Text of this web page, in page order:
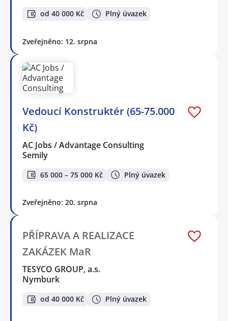
od 40 000 Kč Plný úvazek
Zveřejněno: 12. srpna
Vedoucí Konstruktér (65-75.000
Kč)
AC Jobs / Advantage Consulting
Semily
65 000 – 75 000 Kč Plný úvazek
Zveřejněno: 20. srpna
PŘÍPRAVA A REALIZACE
ZAKÁZEK MaR
TESYCO GROUP, a.s.
Nymburk
od 40 000 Kč Plný úvazek